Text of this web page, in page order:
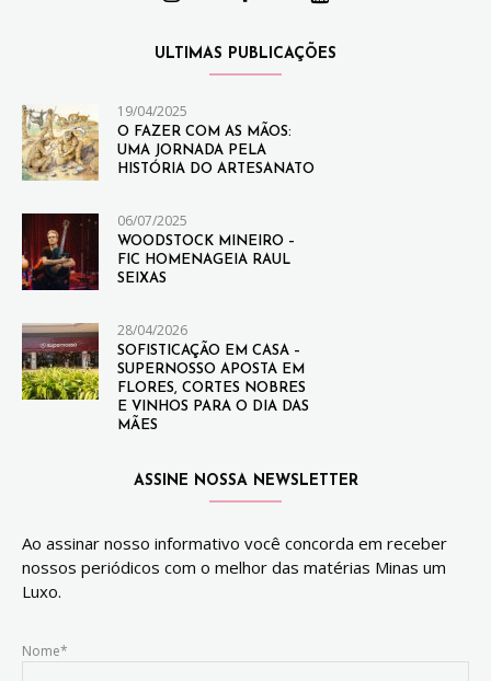
ULTIMAS PUBLICAÇÕES
19/04/2025
O FAZER COM AS MÃOS:
UMA JORNADA PELA
HISTÓRIA DO ARTESANATO
06/07/2025
WOODSTOCK MINEIRO –
FIC HOMENAGEIA RAUL
SEIXAS
28/04/2026
SOFISTICAÇÃO EM CASA –
SUPERNOSSO APOSTA EM
FLORES, CORTES NOBRES
E VINHOS PARA O DIA DAS
MÃES
ASSINE NOSSA NEWSLETTER
Ao assinar nosso informativo você concorda em receber
nossos periódicos com o melhor das matérias Minas um
Luxo.
Nome*